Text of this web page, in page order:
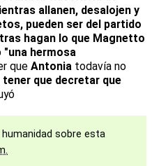
allanen, desalojen y
pueden ser del partido
hagan lo que Magnetto
"una hermosa
que Antonia todavía no
tener que decretar que
sobre esta